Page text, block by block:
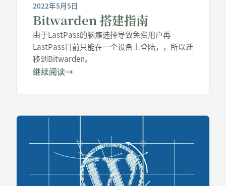
2022年5月5日
Bitwarden 搭建指南
由于LastPass的脑瘫选择导致免费用户再
LastPass目前只能在一个设备上登陆，，所以迁
移到Bitwarden。
继续阅读→